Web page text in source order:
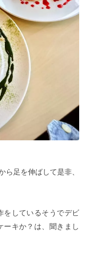
足を伸ばして是非、
をしているそうでデビ
ーキか？は、聞きまし